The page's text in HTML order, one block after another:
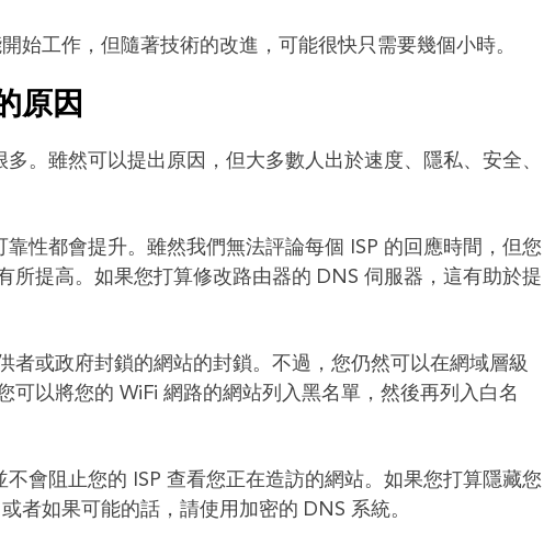
始工作，但隨著技術的改進，可能很快只需要幾個小時。
原因
。雖然可以提出原因，但大多數人出於速度、隱私、安全、
性都會提升。雖然我們無法評論每個 ISP 的回應時間，但您
所提高。如果您打算修改路由器的 DNS 伺服器，這有助於提
者或政府封鎖的網站的封鎖。不過，您仍然可以在網域層級
可以將您的 WiFi 網路的網站列入黑名單，然後再列入白名
會阻止您的 ISP 查看您正在造訪的網站。如果您打算隱藏您
者如果可能的話，請使用加密的 DNS 系統。